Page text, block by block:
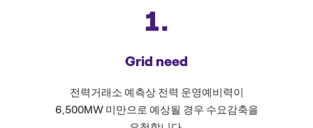
Grid need
전력거래소 예측상 전력 운영예비력이
6,500MW 미만으로 예상될 경우 수요감축을